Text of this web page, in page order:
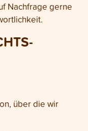
Nach­frage gerne
über die wir